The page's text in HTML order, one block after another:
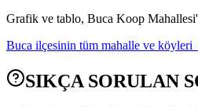
Grafik ve tablo, Buca Koop
Buca ilçesinin tüm mahalle ve
SIKÇA SORULAN